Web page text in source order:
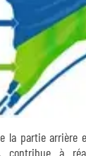
la partie arrière
contribue à